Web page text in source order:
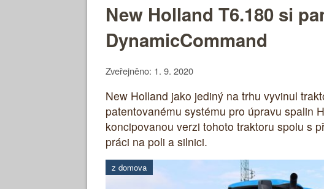
New Holland T6.180 si
DynamicCommand
Zveřejněno: 1. 9. 2020
New Holland jako jediný na trhu vyvinul
patentovanému systému pro úpravu spalin
koncipovanou verzi tohoto traktoru spolu s
práci na poli a silnici.
z domova